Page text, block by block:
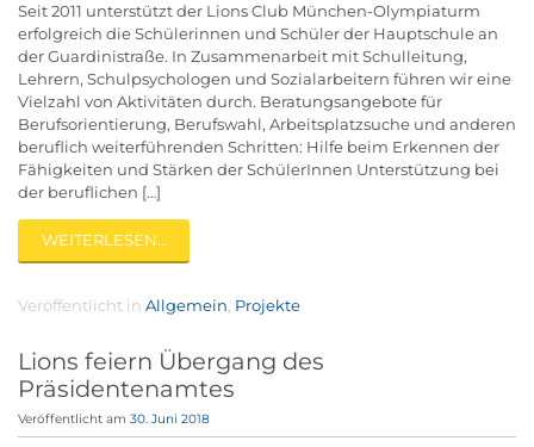
Seit 2011 unterstützt der Lions Club München-Olympiaturm
erfolgreich die Schülerinnen und Schüler der Hauptschule an
der Guardinistraße. In Zusammenarbeit mit Schulleitung,
Lehrern, Schulpsychologen und Sozialarbeitern führen wir eine
Vielzahl von Aktivitäten durch. Beratungsangebote für
Berufsorientierung, Berufswahl, Arbeitsplatzsuche und anderen
beruflich weiterführenden Schritten: Hilfe beim Erkennen der
Fähigkeiten und Stärken der SchülerInnen Unterstützung bei
der beruflichen […]
WEITERLESEN…
Veröffentlicht in Allgemein Projekte
Lions feiern Übergang des
Präsidentenamtes
Veröffentlicht am 30. Juni 2018